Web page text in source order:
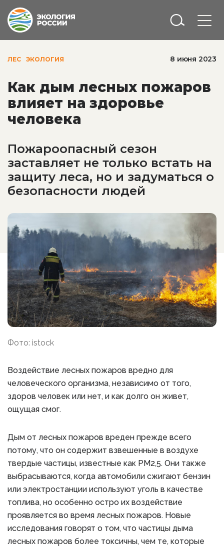
ЛЕС ЭКОЛОГИЯ 8 июня 2023
Как дым лесных пожаров
влияет на здоровье
человека
Пожароопасный сезон
заставляет не только встать на
защиту леса, но и задуматься о
безопасности людей
Фото: istock
Воздействие лесных пожаров вредно для
человеческого организма, независимо от того,
здоров человек или нет, и как долго он живет,
ощущая смог.
Дым от лесных пожаров вреден прежде всего
потому, что он содержит взвешенные в воздухе
твердые частицы, известные как PM2,5. Они также
выбрасываются, когда автомобили сжигают бензин
или электростанции используют уголь в качестве
топлива, но особенно остро их воздействие
проявляется во время лесных пожаров. Новые
исследования говорят о том, что частицы дыма
лесных пожаров более токсичны, чем те, которые